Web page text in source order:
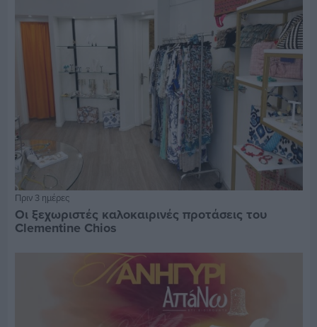
Πριν 3 ημέρες
Οι ξεχωριστές καλοκαιρινές προτάσεις του
Clementine Chios